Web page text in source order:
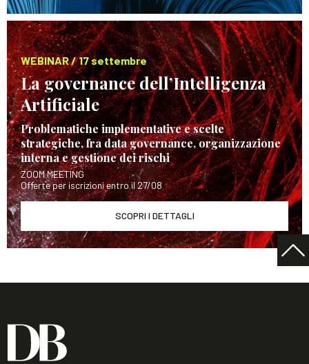
WEBINAR / 17 settembre
La governance dell’Intelligenza
Artificiale
Problematiche implementative e scelte
strategiche, fra data governance, organizzazione
interna e gestione dei rischi
ZOOM MEETING
Offerte per iscrizioni entro il 27/08
SCOPRI I DETTAGLI